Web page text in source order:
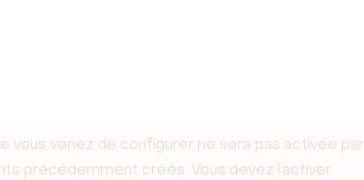
vous venez de configurer ne sera pas activée par
précédemment créés. Vous devez l’activer